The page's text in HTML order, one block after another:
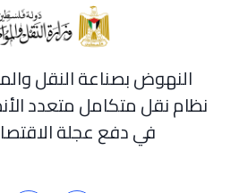
النهوض بصناعة النقل
نظام نقل متكامل متعدد
في دفع عجلة